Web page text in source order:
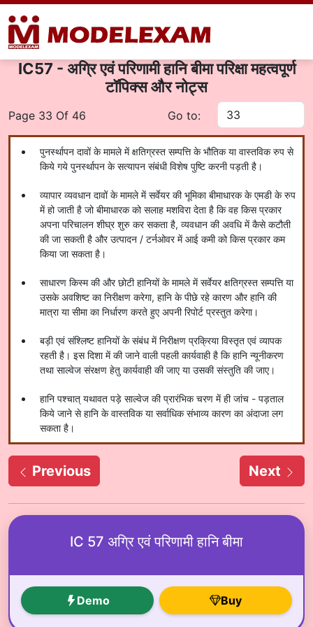
IC57 - अग्रि एवं परिणामी हानि बीमा परिक्षा महत्वपूर्ण
टॉपिक्स और नोट्स
Page 33 Of 46 Go to:
पुनर्स्थापन दावों के मामले में क्षतिग्रस्त सम्पत्ति के भौतिक या वास्तविक रुप से
किये गये पुनर्स्थापन के सत्यापन संबंधी विशेष पुष्टि करनी पड़ती है।
व्यापार व्यवधान दावों के मामले में सर्वेयर की भूमिका बीमाधारक के एमडी के रुप
में हो जाती है जो बीमाधारक को सलाह मशविरा देता है कि वह किस प्रकार
अपना परिचालन शीघ्र शुरु कर सकता है, व्यवधान की अवधि में कैसे कटौती
की जा सकती है और उत्पादन / टर्नओवर में आई कमी को किस प्रकार कम
किया जा सकता है।
साधारण किस्म की और छोटी हानियों के मामले में सर्वेयर क्षतिग्रस्त सम्पत्ति या
उसके अवशिष्ट का निरीक्षण करेगा, हानि के पीछे रहे कारण और हानि की
मात्रा या सीमा का निर्धारण करते हुए अपनी रिपोर्ट प्रस्तुत करेगा।
बड़ी एवं संश्लिष्ट हानियों के संबंध में निरीक्षण प्रक्रिया विस्तृत एवं व्यापक
रहती है। इस दिशा में की जाने वाली पहली कार्यवाही है कि हानि न्यूनीकरण
तथा साल्वेज संरक्षण हेतु कार्यवाही की जाए या उसकी संस्तुति की जाए।
हानि पश्चात् यथावत पड़े साल्वेज की प्रारंभिक चरण में ही जांच - पड़ताल
किये जाने से हानि के वास्तविक या सर्वाधिक संभाव्य कारण का अंदाजा लग
सकता है।
Previous Next
IC 57 अग्रि एवं परिणामी हानि बीमा
Demo Buy